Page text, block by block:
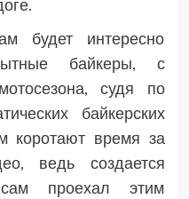
будет интересно
байкеры, с
судя по
байкерских
коротают время за
ведь создается
проехал этим